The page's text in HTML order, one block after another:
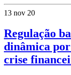
13 nov 20
Regulação
dinâmica por
crise